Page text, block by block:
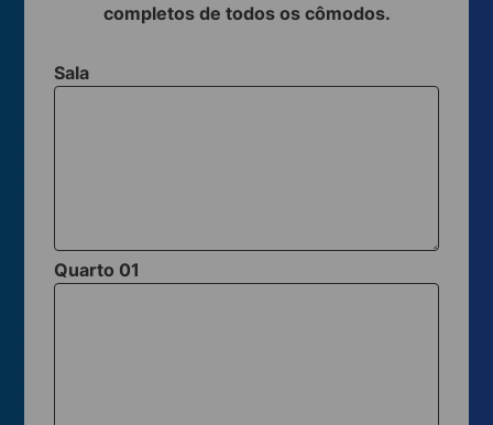
completos de todos os cômodos.
Sala
Quarto 01